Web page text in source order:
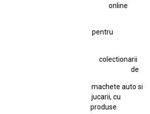
online
pentru
colectionarii
de
machete auto si
jucarii, cu
produse